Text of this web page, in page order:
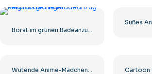
Borat im grünen Badeanzug zeigt Coolness
Wütende Anime-Mädchen-Figur Kostenlose PNG